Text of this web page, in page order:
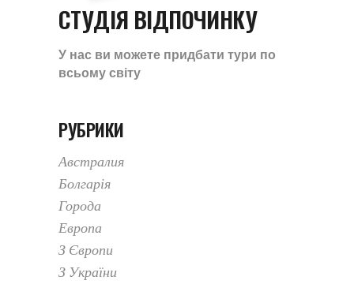
СТУДІЯ ВІДПОЧИНКУ
У нас ви можете придбати тури по
всьому світу
РУБРИКИ
Австралия
Болгарія
Города
Европа
З Європи
З України